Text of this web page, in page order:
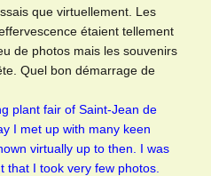
que virtuellement. Les
étaient tellement
de photos mais les souvenirs
Quel bon démarrage de
plant fair of Saint-Jean de
I met up with many keen
virtually up to then. I was
that I took very few photos.